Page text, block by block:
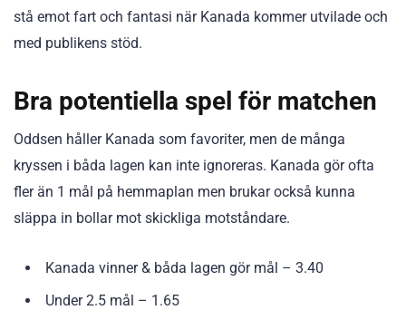
stå emot fart och fantasi när Kanada kommer utvilade och
med publikens stöd.
Bra potentiella spel för matchen
Oddsen håller Kanada som favoriter, men de många
kryssen i båda lagen kan inte ignoreras. Kanada gör ofta
fler än 1 mål på hemmaplan men brukar också kunna
släppa in bollar mot skickliga motståndare.
Kanada vinner & båda lagen gör mål – 3.40
Under 2.5 mål – 1.65